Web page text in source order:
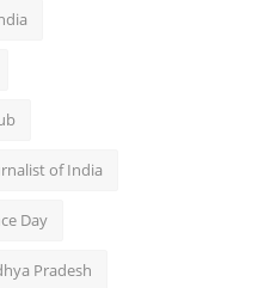
of India
Day
Pradesh